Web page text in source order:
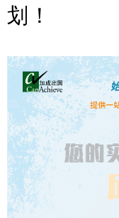
划！